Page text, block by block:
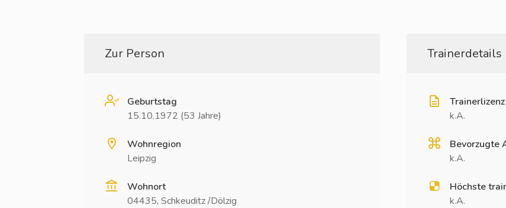
Zur Person
Geburtstag
15.10.1972 (53 Jahre)
Wohnregion
Leipzig
Wohnort
04435, Schkeuditz /Dölzig
Trainerdetails
Trainerlizenz
k.A.
Bevorzugte
k.A.
Höchste
k.A.